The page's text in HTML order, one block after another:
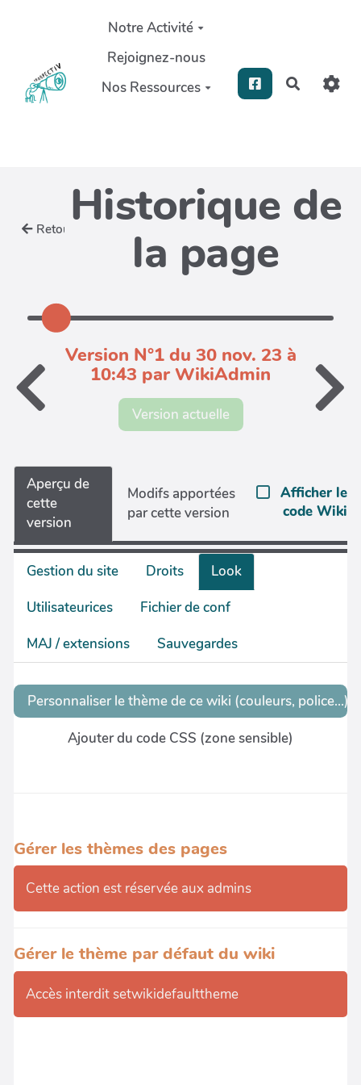
Aller au contenu principal
Notre Activité
Rejoignez-nous
Nos Ressources
Retour Historique de
la page
Version N°1 du 30 nov. 23 à
10:43 par WikiAdmin
Version actuelle
Aperçu de
cette
version
Modifs apportées
par cette version
Afficher le
code Wiki